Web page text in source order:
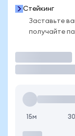
Стейкинг
Заставьте
получайте
15м